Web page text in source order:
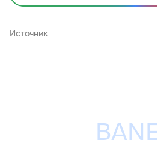
Источник